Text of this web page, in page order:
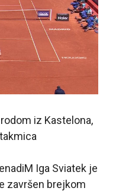
iz Kastelona,
Iga Sviatek je
završen brejkom